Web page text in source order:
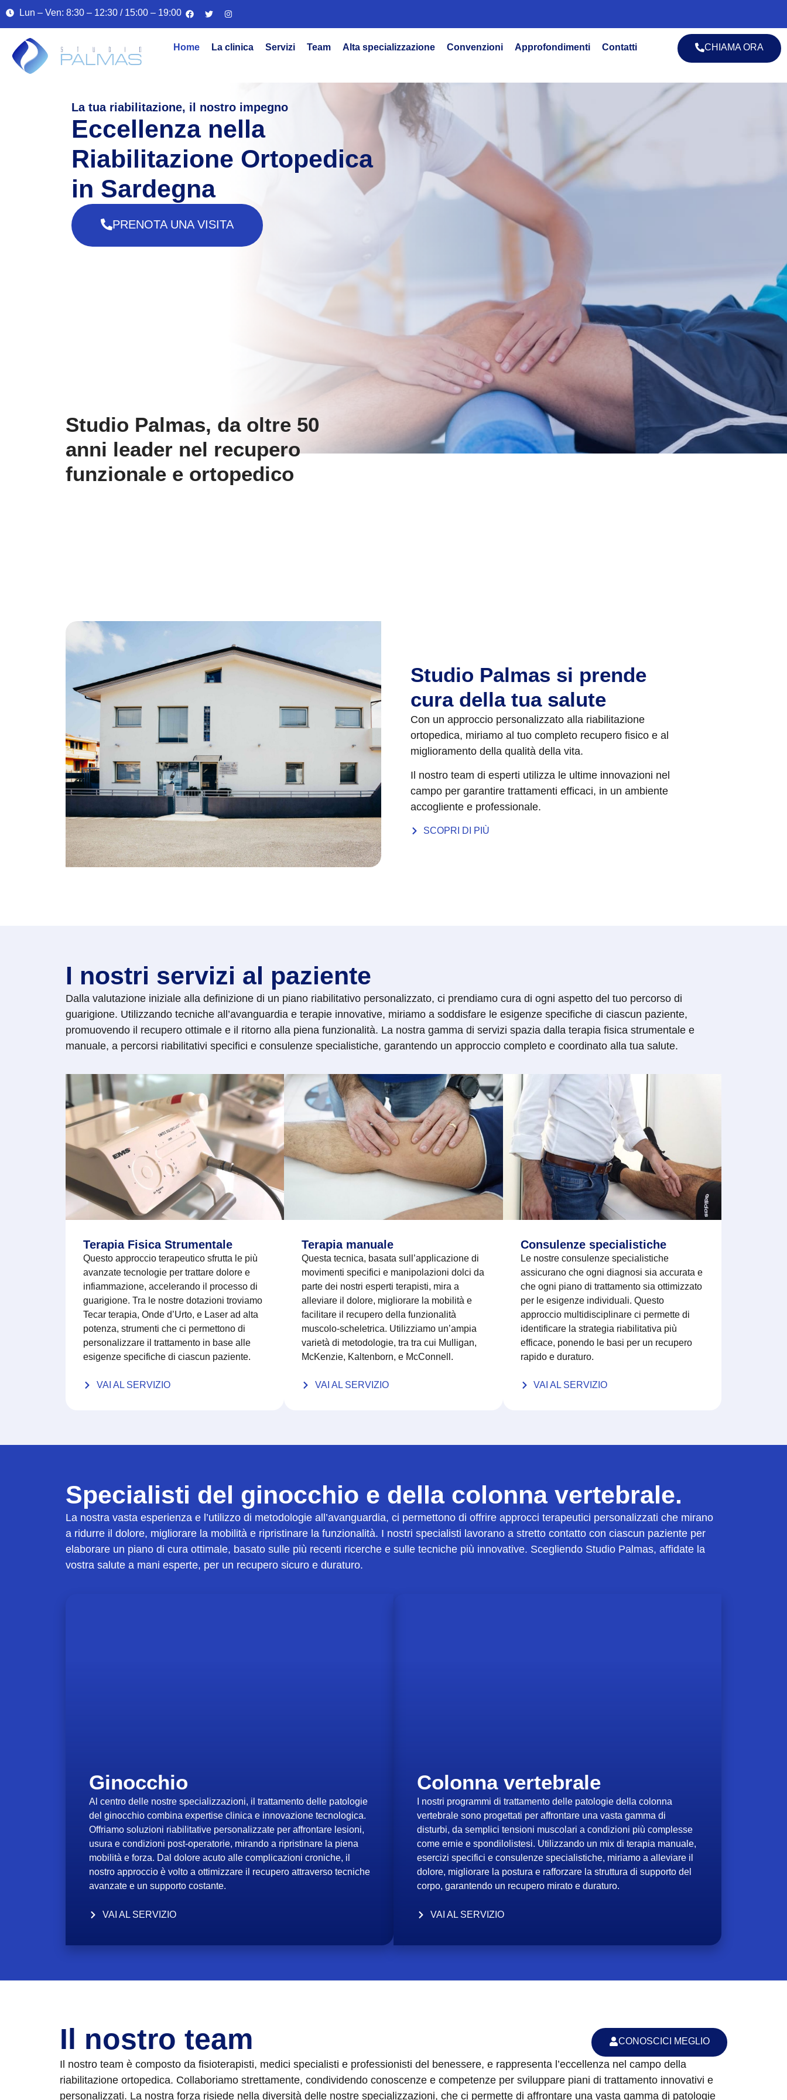
Lun – Ven: 8:30 – 12:30 / 15:00 – 19:00
Home La clinica Servizi Team Alta specializzazione Convenzioni Approfondimenti Contatti CHIAMA ORA
La tua riabilitazione, il nostro impegno
Eccellenza nella
Riabilitazione Ortopedica
in Sardegna
PRENOTA UNA VISITA
Studio Palmas, da oltre 50
anni leader nel recupero
funzionale e ortopedico
Studio Palmas si prende
cura della tua salute
Con un approccio personalizzato alla riabilitazione
ortopedica, miriamo al tuo completo recupero fisico e al
miglioramento della qualità della vita.
Il nostro team di esperti utilizza le ultime innovazioni nel
campo per garantire trattamenti efficaci, in un ambiente
accogliente e professionale.
SCOPRI DI PIÙ
I nostri servizi al paziente
Dalla valutazione iniziale alla definizione di un piano riabilitativo personalizzato, ci prendiamo cura di ogni aspetto del tuo percorso di
guarigione. Utilizzando tecniche all’avanguardia e terapie innovative, miriamo a soddisfare le esigenze specifiche di ciascun paziente,
promuovendo il recupero ottimale e il ritorno alla piena funzionalità. La nostra gamma di servizi spazia dalla terapia fisica strumentale e
manuale, a percorsi riabilitativi specifici e consulenze specialistiche, garantendo un approccio completo e coordinato alla tua salute.
Terapia Fisica Strumentale
Questo approccio terapeutico sfrutta le più
avanzate tecnologie per trattare dolore e
infiammazione, accelerando il processo di
guarigione. Tra le nostre dotazioni troviamo
Tecar terapia, Onde d’Urto, e Laser ad alta
potenza, strumenti che ci permettono di
personalizzare il trattamento in base alle
esigenze specifiche di ciascun paziente.
VAI AL SERVIZIO
Terapia manuale
Questa tecnica, basata sull’applicazione di
movimenti specifici e manipolazioni dolci da
parte dei nostri esperti terapisti, mira a
alleviare il dolore, migliorare la mobilità e
facilitare il recupero della funzionalità
muscolo-scheletrica. Utilizziamo un’ampia
varietà di metodologie, tra tra cui Mulligan,
McKenzie, Kaltenborn, e McConnell.
VAI AL SERVIZIO
Consulenze specialistiche
Le nostre consulenze specialistiche
assicurano che ogni diagnosi sia accurata e
che ogni piano di trattamento sia ottimizzato
per le esigenze individuali. Questo
approccio multidisciplinare ci permette di
identificare la strategia riabilitativa più
efficace, ponendo le basi per un recupero
rapido e duraturo.
VAI AL SERVIZIO
Specialisti del ginocchio e della colonna vertebrale.
La nostra vasta esperienza e l’utilizzo di metodologie all’avanguardia, ci permettono di offrire approcci terapeutici personalizzati che mirano
a ridurre il dolore, migliorare la mobilità e ripristinare la funzionalità. I nostri specialisti lavorano a stretto contatto con ciascun paziente per
elaborare un piano di cura ottimale, basato sulle più recenti ricerche e sulle tecniche più innovative. Scegliendo Studio Palmas, affidate la
vostra salute a mani esperte, per un recupero sicuro e duraturo.
Ginocchio
Al centro delle nostre specializzazioni, il trattamento delle patologie
del ginocchio combina expertise clinica e innovazione tecnologica.
Offriamo soluzioni riabilitative personalizzate per affrontare lesioni,
usura e condizioni post-operatorie, mirando a ripristinare la piena
mobilità e forza. Dal dolore acuto alle complicazioni croniche, il
nostro approccio è volto a ottimizzare il recupero attraverso tecniche
avanzate e un supporto costante.
VAI AL SERVIZIO
Colonna vertebrale
I nostri programmi di trattamento delle patologie della colonna
vertebrale sono progettati per affrontare una vasta gamma di
disturbi, da semplici tensioni muscolari a condizioni più complesse
come ernie e spondilolistesi. Utilizzando un mix di terapia manuale,
esercizi specifici e consulenze specialistiche, miriamo a alleviare il
dolore, migliorare la postura e rafforzare la struttura di supporto del
corpo, garantendo un recupero mirato e duraturo.
VAI AL SERVIZIO
Il nostro team CONOSCICI MEGLIO
Il nostro team è composto da fisioterapisti, medici specialisti e professionisti del benessere, e rappresenta l’eccellenza nel campo della
riabilitazione ortopedica. Collaboriamo strettamente, condividendo conoscenze e competenze per sviluppare piani di trattamento innovativi e
personalizzati. La nostra forza risiede nella diversità delle nostre specializzazioni, che ci permette di affrontare una vasta gamma di patologie